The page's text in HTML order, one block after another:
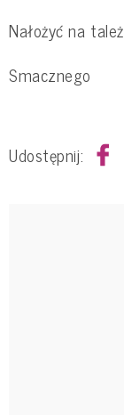
Nałożyć na
Smacznego
Udostępnij: